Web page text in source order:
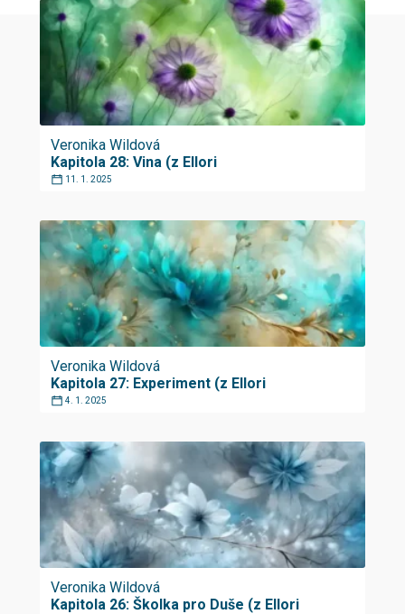
Veronika Wildová
Kapitola 28: Vina (z Ellori
11. 1. 2025
Veronika Wildová
Kapitola 27: Experiment (z Ellori
4. 1. 2025
Veronika Wildová
Kapitola 26: Školka pro Duše (z Ellori